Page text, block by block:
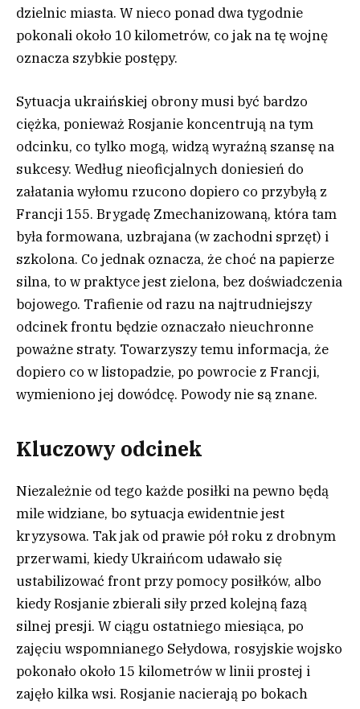
dzielnic miasta. W nieco ponad dwa tygodnie
pokonali około 10 kilometrów, co jak na tę wojnę
oznacza szybkie postępy.
Sytuacja ukraińskiej obrony musi być bardzo
ciężka, ponieważ Rosjanie koncentrują na tym
odcinku, co tylko mogą, widzą wyraźną szansę na
sukcesy. Według nieoficjalnych doniesień do
załatania wyłomu rzucono dopiero co przybyłą z
Francji 155. Brygadę Zmechanizowaną, która tam
była formowana, uzbrajana (w zachodni sprzęt) i
szkolona. Co jednak oznacza, że choć na papierze
silna, to w praktyce jest zielona, bez doświadczenia
bojowego. Trafienie od razu na najtrudniejszy
odcinek frontu będzie oznaczało nieuchronne
poważne straty. Towarzyszy temu informacja, że
dopiero co w listopadzie, po powrocie z Francji,
wymieniono jej dowódcę. Powody nie są znane.
Kluczowy odcinek
Niezależnie od tego każde posiłki na pewno będą
mile widziane, bo sytuacja ewidentnie jest
kryzysowa. Tak jak od prawie pół roku z drobnym
przerwami, kiedy Ukraińcom udawało się
ustabilizować front przy pomocy posiłków, albo
kiedy Rosjanie zbierali siły przed kolejną fazą
silnej presji. W ciągu ostatniego miesiąca, po
zajęciu wspomnianego Sełydowa, rosyjskie wojsko
pokonało około 15 kilometrów w linii prostej i
zajęło kilka wsi. Rosjanie nacierają po bokach